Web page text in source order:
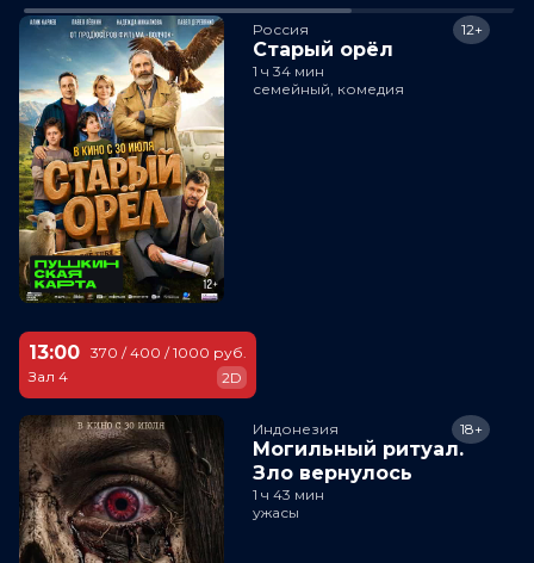
Россия
Старый орёл
12+
1 ч 34 мин
семейный, комедия
13:00
Зал 4
370 / 400 / 1000 руб.
2D
Индонезия
Могильный ритуал.
Зло вернулось
18+
1 ч 43 мин
ужасы